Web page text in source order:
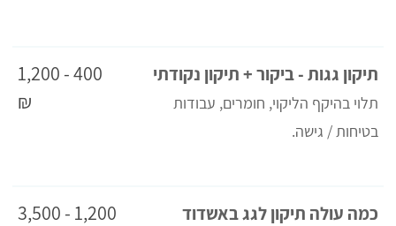
תיקון גגות - ביקור + תיקון נקודתי
תלוי בהיקף הליקוי, חומרים, עבודות
בטיחות / גישה.
400 - 1,200
₪
כמה עולה תיקון לגג באשדוד
1,200 - 3,500